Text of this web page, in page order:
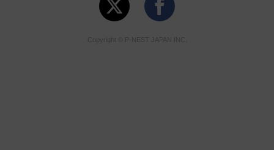
Copyright © P-NEST JAPAN INC.